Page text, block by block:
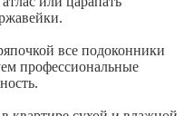
все подоконники
профессиональные